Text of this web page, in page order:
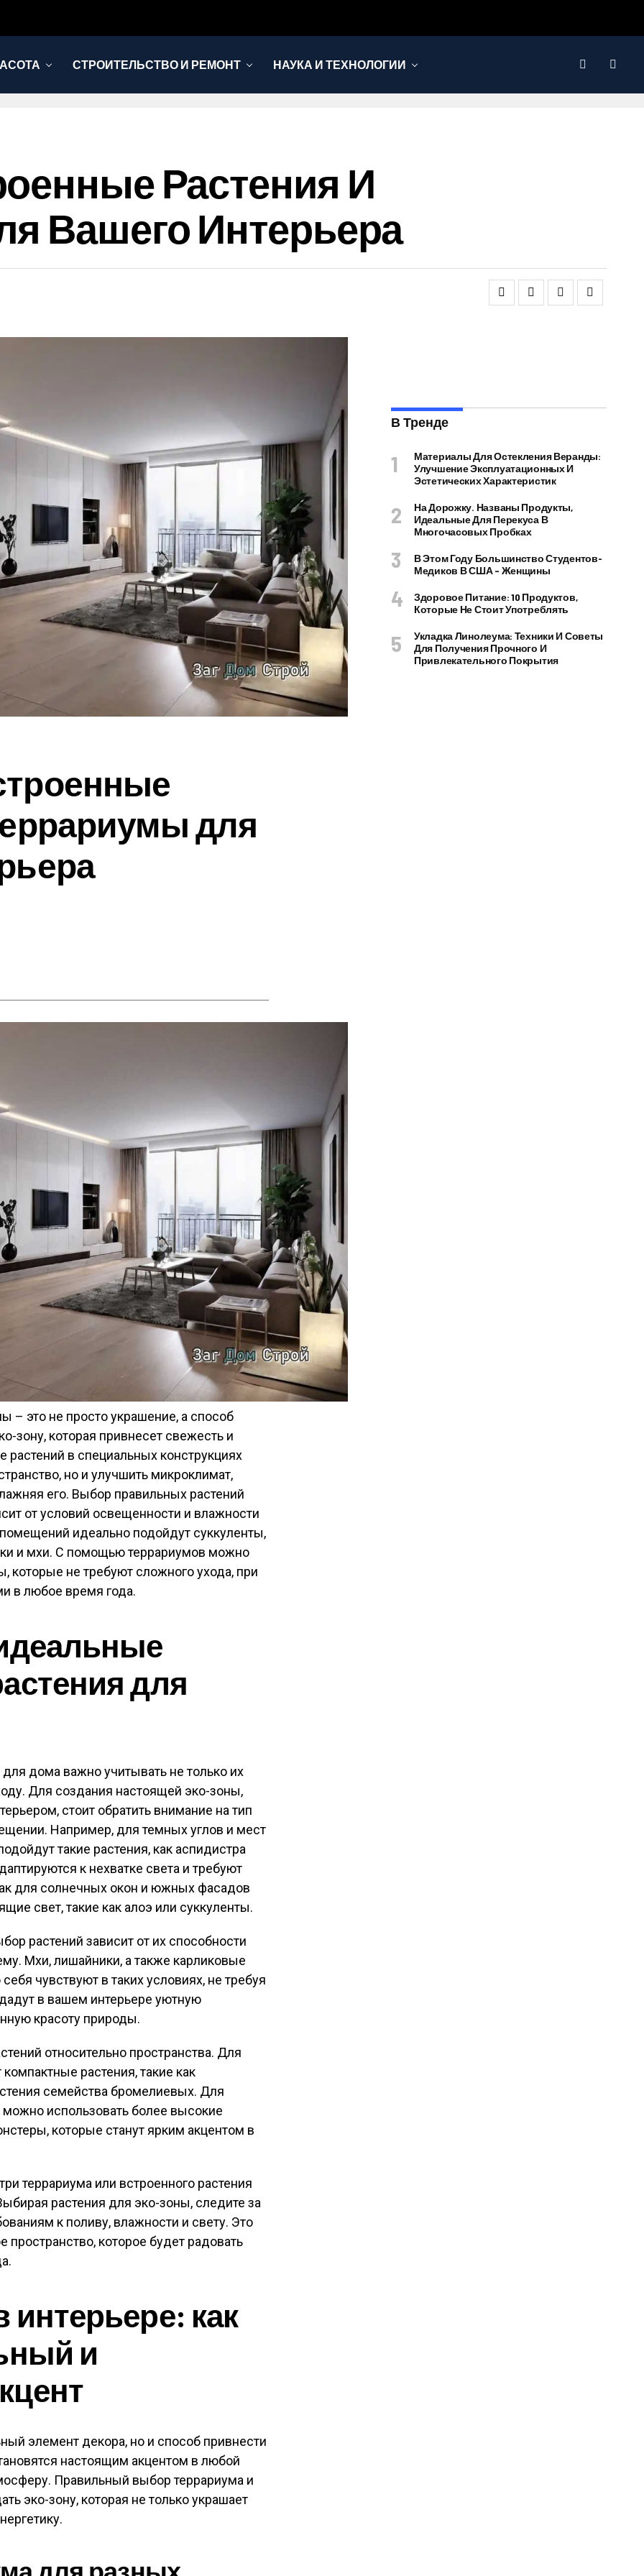
СТРОИТЕЛЬСТВО И РЕМОНТ НАУКА И ТЕХНОЛОГИИ
Растения И
Вашего Интерьера
для
– это не просто украшение, а способ
зону, которая привнесет свежесть и
в специальных конструкциях
но и улучшить микроклимат,
его. Выбор правильных растений
от условий освещенности и влажности
идеально подойдут суккуленты,
и мхи. С помощью террариумов можно
которые не требуют сложного ухода, при
в любое время года.
для
дома важно учитывать не только их
Для создания настоящей эко-зоны,
стоит обратить внимание на тип
Например, для темных углов и мест
такие растения, как аспидистра
к нехватке света и требуют
для солнечных окон и южных фасадов
свет, такие как алоэ или суккуленты.
растений зависит от их способности
Мхи, лишайники, а также карликовые
чувствуют в таких условиях, не требуя
в вашем интерьере уютную
красоту природы.
относительно пространства. Для
растения, такие как
семейства бромелиевых. Для
использовать более высокие
которые станут ярким акцентом в
террариума или встроенного растения
растения для эко-зоны, следите за
к поливу, влажности и свету. Это
пространство, которое будет радовать
как
и
элемент декора, но и способ привнести
настоящим акцентом в любой
Правильный выбор террариума и
эко-зону, которая не только украшает
В Тренде
Материалы Для Остекления Веранды:
Улучшение Эксплуатационных И
Эстетических Характеристик
На Дорожку. Названы Продукты,
Идеальные Для Перекуса В
Многочасовых Пробках
В Этом Году Большинство Студентов-
Медиков В США – Женщины
Здоровое Питание: 10 Продуктов,
Которые Не Стоит Употреблять
Укладка Линолеума: Техники И Советы
Для Получения Прочного И
Привлекательного Покрытия